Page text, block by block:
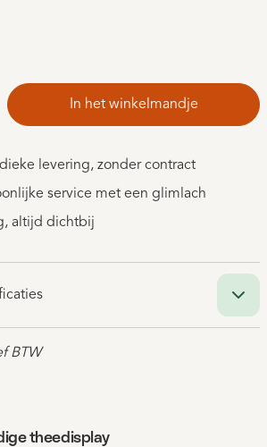
In het winkelmandje
levering, zonder contract
service met een glimlach
altijd dichtbij
BTW
theedisplay